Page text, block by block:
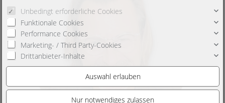
Unbedingt erforderliche Cookies
Funktionale Cookies
Performance Cookies
Marketing- / Third Party-Cookies
Drittanbieter-Inhalte